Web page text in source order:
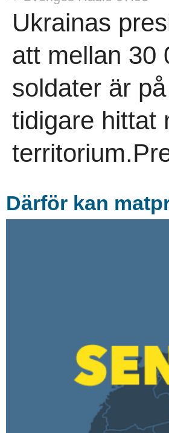
Ukrainas
att mellan 30
soldater är
tidigare hittat
Därför kan